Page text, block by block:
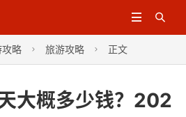


略  旅游攻略  正文
大概多少钱？202